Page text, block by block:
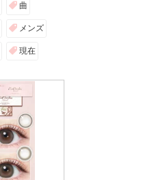
曲
メンズ
現在